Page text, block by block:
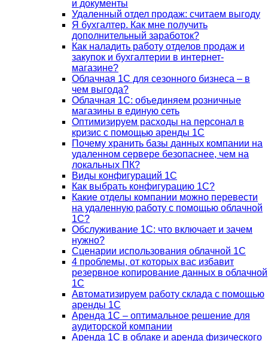
и документы
Удаленный отдел продаж: считаем выгоду
Я бухгалтер. Как мне получить
дополнительный заработок?
Как наладить работу отделов продаж и
закупок и бухгалтерии в интернет-
магазине?
Облачная 1С для сезонного бизнеса – в
чем выгода?
Облачная 1С: объединяем розничные
магазины в единую сеть
Оптимизируем расходы на персонал в
кризис с помощью аренды 1С
Почему хранить базы данных компании на
удаленном сервере безопаснее, чем на
локальных ПК?
Виды конфигураций 1С
Как выбрать конфигурацию 1С?
Какие отделы компании можно перевести
на удаленную работу с помощью облачной
1С?
Обслуживание 1С: что включает и зачем
нужно?
Сценарии использования облачной 1С
4 проблемы, от которых вас избавит
резервное копирование данных в облачной
1С
Автоматизируем работу склада с помощью
аренды 1С
Аренда 1С – оптимальное решение для
аудиторской компании
Аренда 1С в облаке и аренда физического